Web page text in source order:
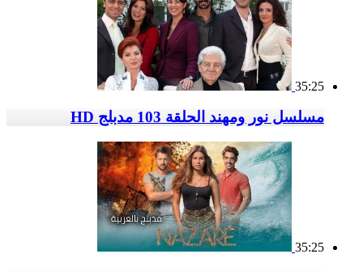
35:25
مسلسل نور ومهند الحلقة 103 مدبلج HD
35:25